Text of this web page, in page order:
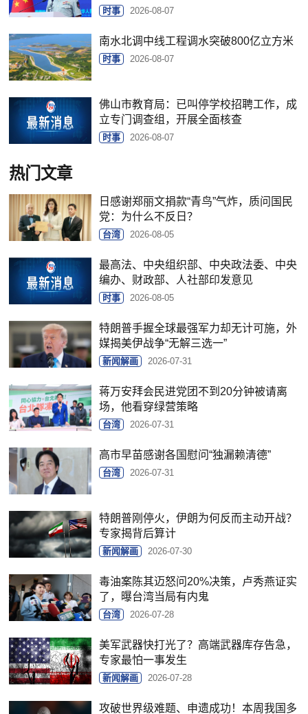
时事 2026-08-07
南水北调中线工程调水突破800亿立方米
时事 2026-08-07
佛山市教育局：已叫停学校招聘工作，成
立专门调查组，开展全面核查
时事 2026-08-07
热门文章
日感谢郑丽文捐款“青鸟”气炸，质问国民
党：为什么不反日？
台湾 2026-08-05
最高法、中央组织部、中央政法委、中央
编办、财政部、人社部印发意见
时事 2026-08-05
特朗普手握全球最强军力却无计可施，外
媒揭美伊战争“无解三选一”
新闻解画 2026-07-31
蒋万安拜会民进党团不到20分钟被请离
场，他看穿绿营策略
台湾 2026-07-31
高市早苗感谢各国慰问“独漏赖清德”
台湾 2026-07-31
特朗普刚停火，伊朗为何反而主动开战？
专家揭背后算计
新闻解画 2026-07-30
毒油案陈其迈怒问20%决策，卢秀燕证实
了，曝台湾当局有内鬼
台湾 2026-07-28
美军武器快打光了？高端武器库存告急，
专家最怕一事发生
新闻解画 2026-07-28
攻破世界级难题、申遗成功！本周我国多